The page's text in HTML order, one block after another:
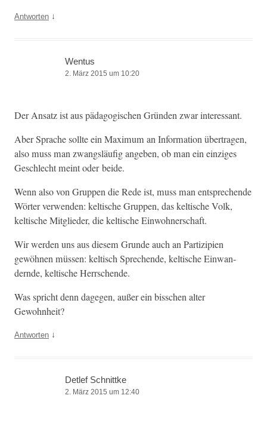
Antworten ↓
Wentus
2. März 2015 um 10:20
Der Ansatz ist aus päd­a­gogis­chen Grün­den zwar interessant.
Aber Sprache sollte ein Max­i­mum an Infor­ma­tion über­tra­gen,
also muss man zwangsläu­fig angeben, ob man ein einziges
Geschlecht meint oder beide.
Wenn also von Grup­pen die Rede ist, muss man entsprechende
Wörter ver­wen­den: keltische Grup­pen, das keltische Volk,
keltische Mit­glieder, die keltische Einwohnerschaft.
Wir wer­den uns aus diesem Grunde auch an Par­tizip­i­en
gewöh­nen müssen: keltisch Sprechende, keltische Ein­wan­
dernde, keltische Herrschende.
Was spricht denn dage­gen, außer ein biss­chen alter
Gewohnheit?
Antworten ↓
Detlef Schnittke
2. März 2015 um 12:40